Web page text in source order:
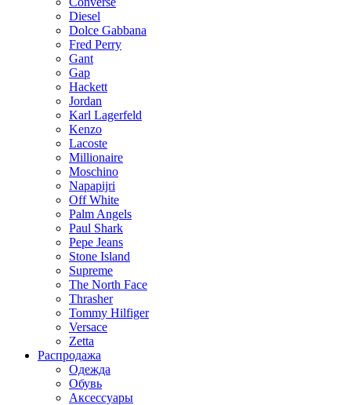
Diesel
Dolce Gabbana
Fred Perry
Gant
Gap
Hackett
Jordan
Karl Lagerfeld
Kenzo
Lacoste
Millionaire
Moschino
Napapijri
Off White
Palm Angels
Paul Shark
Pepe Jeans
Stone Island
Supreme
The North Face
Thrasher
Tommy Hilfiger
Versace
Zetta
Распродажа
Одежда
Обувь
Аксессуары